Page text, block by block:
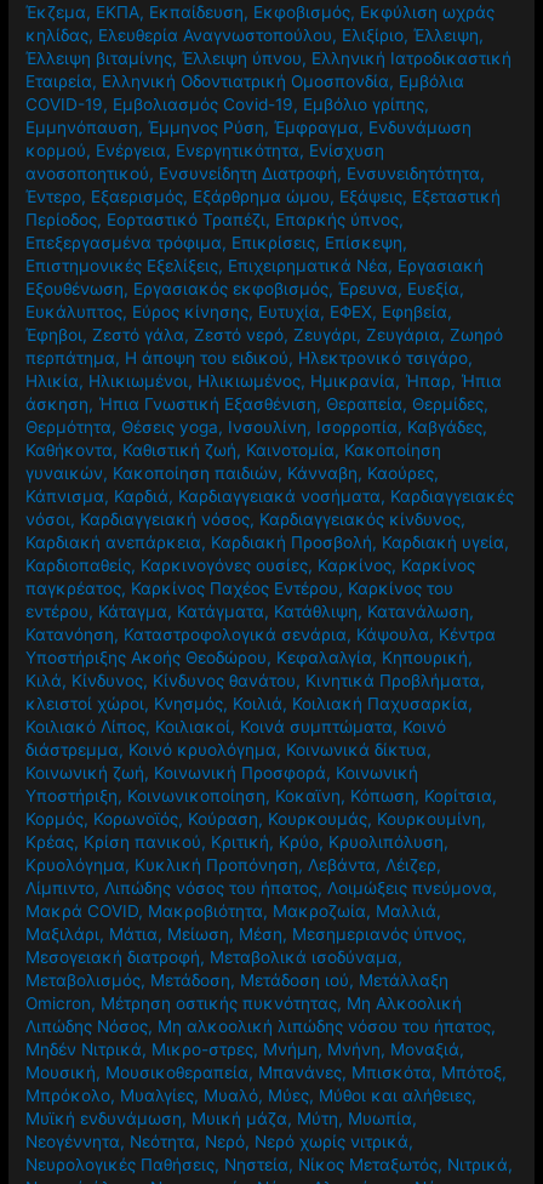
Έκζεμα, ΕΚΠΑ, Εκπαίδευση, Εκφοβισμός, Εκφύλιση ωχράς
κηλίδας, Ελευθερία Αναγνωστοπούλου, Ελιξίριο,Έλλειψη,
Έλλειψη βιταμίνης,Έλλειψη ύπνου, Ελληνική Ιατροδικαστική
Εταιρεία, Ελληνική Οδοντιατρική Ομοσπονδία, Εμβόλια
COVID-19, Εμβολιασμός Covid-19, Εμβόλιο γρίπης,
Εμμηνόπαυση,Έμμηνος Ρύση,Έμφραγμα, Ενδυνάμωση
κορμού, Ενέργεια, Ενεργητικότητα, Ενίσχυση
ανοσοποητικού, Ενσυνείδητη Διατροφή, Ενσυνειδητότητα,
Έντερο, Εξαερισμός, Εξάρθρημα ώμου, Εξάψεις, Εξεταστική
Περίοδος, Εορταστικό Τραπέζι, Επαρκής ύπνος,
Επεξεργασμένα τρόφιμα, Επικρίσεις, Επίσκεψη,
Επιστημονικές Εξελίξεις, Επιχειρηματικά Νέα, Εργασιακή
Εξουθένωση, Εργασιακός εκφοβισμός,Έρευνα, Ευεξία,
Ευκάλυπτος, Εύρος κίνησης, Ευτυχία, ΕΦΕΧ, Εφηβεία,
Έφηβοι,Ζεστό γάλα,Ζεστό νερό,Ζευγάρι,Ζευγάρια,Ζωηρό
περπάτημα, Η άποψη του ειδικού, Ηλεκτρονικό τσιγάρο,
Ηλικία, Ηλικιωμένοι, Ηλικιωμένος, Ημικρανία, Ήπαρ, Ήπια
άσκηση, Ήπια Γνωστική Εξασθένιση, Θεραπεία, Θερμίδες,
Θερμότητα, Θέσεις yoga, Ινσουλίνη, Ισορροπία, Καβγάδες,
Καθήκοντα, Καθιστική ζωή, Καινοτομία, Κακοποίηση
γυναικών, Κακοποίηση παιδιών, Κάνναβη, Καούρες,
Κάπνισμα, Καρδιά, Καρδιαγγειακά νοσήματα, Καρδιαγγειακές
νόσοι, Καρδιαγγειακή νόσος, Καρδιαγγειακός κίνδυνος,
Καρδιακή ανεπάρκεια, Καρδιακή Προσβολή, Καρδιακή υγεία,
Καρδιοπαθείς, Καρκινογόνες ουσίες, Καρκίνος, Καρκίνος
παγκρέατος, Καρκίνος Παχέος Εντέρου, Καρκίνος του
εντέρου, Κάταγμα, Κατάγματα, Κατάθλιψη, Κατανάλωση,
Κατανόηση, Καταστροφολογικά σενάρια, Κάψουλα, Κέντρα
Υποστήριξης Ακοής Θεοδώρου, Κεφαλαλγία, Κηπουρική,
Κιλά, Κίνδυνος, Κίνδυνος θανάτου, Κινητικά Προβλήματα,
κλειστοί χώροι, Κνησμός, Κοιλιά, Κοιλιακή Παχυσαρκία,
Κοιλιακό Λίπος, Κοιλιακοί, Κοινά συμπτώματα, Κοινό
διάστρεμμα, Κοινό κρυολόγημα, Κοινωνικά δίκτυα,
Κοινωνική ζωή, Κοινωνική Προσφορά, Κοινωνική
Υποστήριξη, Κοινωνικοποίηση, Κοκαϊνη, Κόπωση, Κορίτσια,
Κορμός, Κορωνοϊός, Κούραση, Κουρκουμάς, Κουρκουμίνη,
Κρέας, Κρίση πανικού, Κριτική, Κρύο, Κρυολιπόλυση,
Κρυολόγημα, Κυκλική Προπόνηση, Λεβάντα, Λέιζερ,
Λίμπιντο, Λιπώδης νόσος του ήπατος, Λοιμώξεις πνεύμονα,
Μακρά COVID, Μακροβιότητα, Μακροζωία, Μαλλιά,
Μαξιλάρι, Μάτια, Μείωση, Μέση, Μεσημεριανός ύπνος,
Μεσογειακή διατροφή, Μεταβολικά ισοδύναμα,
Μεταβολισμός, Μετάδοση, Μετάδοση ιού, Μετάλλαξη
Omicron, Μέτρηση οστικής πυκνότητας, Μη Αλκοολική
Λιπώδης Νόσος, Μη αλκοολική λιπώδης νόσου του ήπατος,
Μηδέν Νιτρικά, Μικρο-στρες, Μνήμη, Μνήνη, Μοναξιά,
Μουσική, Μουσικοθεραπεία, Μπανάνες, Μπισκότα, Μπότοξ,
Μπρόκολο, Μυαλγίες, Μυαλό, Μύες, Μύθοι και αλήθειες,
Μυϊκή ενδυνάμωση, Μυική μάζα, Μύτη, Μυωπία,
Νεογέννητα, Νεότητα, Νερό, Νερό χωρίς νιτρικά,
Νευρολογικές Παθήσεις, Νηστεία, Νίκος Μεταξωτός, Νιτρικά,